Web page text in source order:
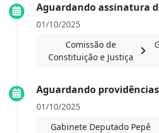
Aguardando assinatura
01/10/2025
Comissão de
Constituição e Justiça
Aguardando providências
01/10/2025
Gabinete Deputado Pepê